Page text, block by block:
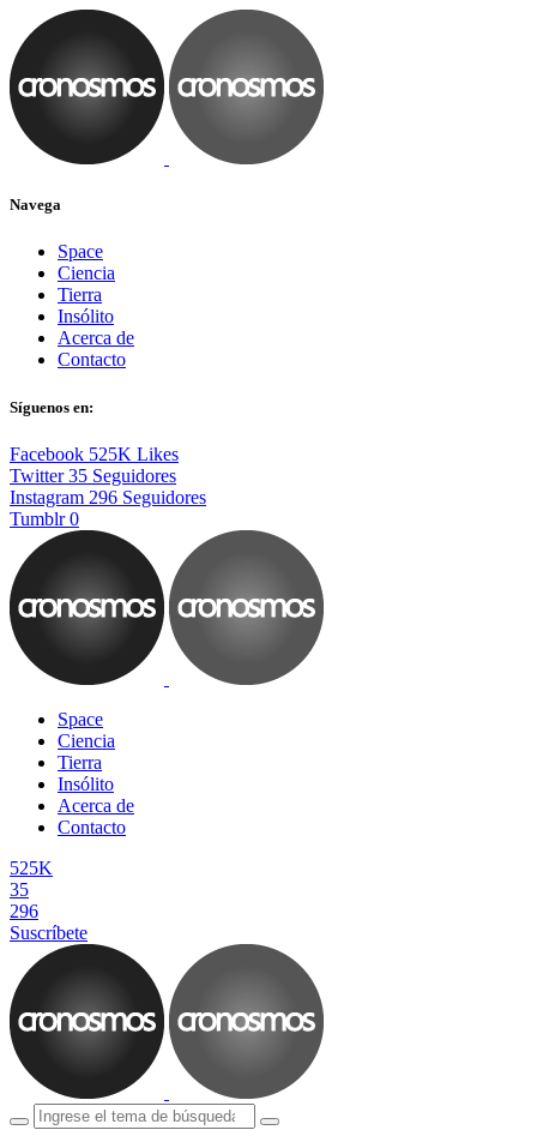
Navega
Space
Ciencia
Tierra
Insólito
Acerca de
Contacto
Síguenos en:
Facebook 525K Likes
Twitter 35 Seguidores
Instagram 296 Seguidores
Tumblr 0
Space
Ciencia
Tierra
Insólito
Acerca de
Contacto
525K
35
296
Suscríbete